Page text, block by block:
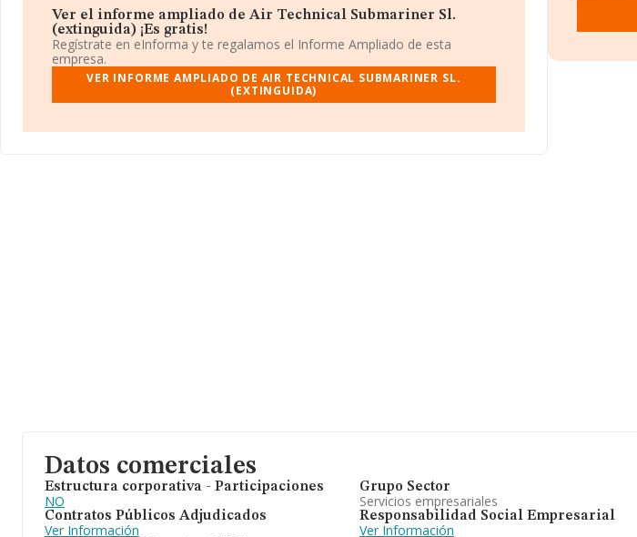
Puedes visitar su sitio web:www.airtecsub.es.
La compañíaAir Technical Submariner S.L. (extinguida), con CIF B02942001, se
encuentra en Calle Estaño núm. 16, (03690), en el municipio de S Vicente Raspeig,
provincia de Alicante, Comunidad Valenciana.
En relación con el sector y disponiendo de los datos de hasta 26.323 empresas, a
todas las compañías es de 453 mil euros de ventas. Por último, con el fin de ampliar
Ver el informe ampliado de Air Technical Submariner Sl.
(extinguida) ¡Es gratis!
Regístrate en eInforma y te regalamos el Informe Ampliado de esta
empresa.
VER INFORME AMPLIADO DE AIR TECHNICAL SUBMARINER SL.
(EXTINGUIDA)
Datos comerciales
Estructura corporativa - Participaciones
NO
Contratos Públicos Adjudicados
Ver Información
Grupo Sector
Servicios empresariales
Responsabilidad Social Empresarial
Ver Información